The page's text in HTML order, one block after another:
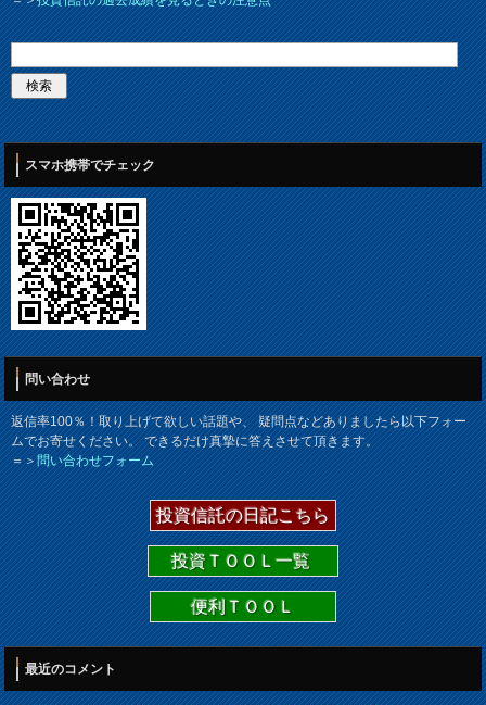
スマホ携帯でチェック
問い合わせ
返信率100％！取り上げて欲しい話題や、 疑問点などありましたら以下フォー
ムでお寄せください。 できるだけ真摯に答えさせて頂きます。
＝＞問い合わせフォーム
投資信託の日記こちら
投資ＴＯＯＬ一覧
便利ＴＯＯＬ
最近のコメント